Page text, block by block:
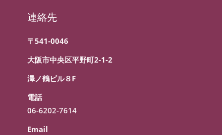
連絡先
〒541-0046
大阪市中央区平野町2-1-2
澤ノ鶴ビル８F
電話
06-6202-7614
Email